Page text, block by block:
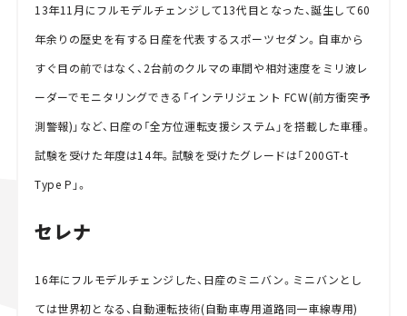
13年11月にフルモデルチェンジして13代目となった、誕生して60
年余りの歴史を有する日産を代表するスポーツセダン。自車から
すぐ目の前ではなく、2台前のクルマの車間や相対速度をミリ波レ
ーダーでモニタリングできる「インテリジェント FCW(前方衝突予
測警報)」など、日産の「全方位運転支援システム」を搭載した車種。
試験を受けた年度は14年。試験を受けたグレードは「200GT-t
Type P」。
セレナ
16年にフルモデルチェンジした、日産のミニバン。ミニバンとし
ては世界初となる、自動運転技術(自動車専用道路同一車線専用)